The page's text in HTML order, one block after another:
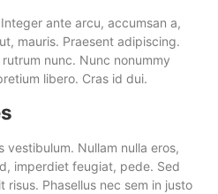
ante arcu, accumsan a,
mauris. Praesent adipiscing.
nunc. Nunc nonummy
libero. Cras id dui.
vestibulum. Nullam nulla eros,
imperdiet feugiat, pede. Sed
risus. Phasellus nec sem in justo